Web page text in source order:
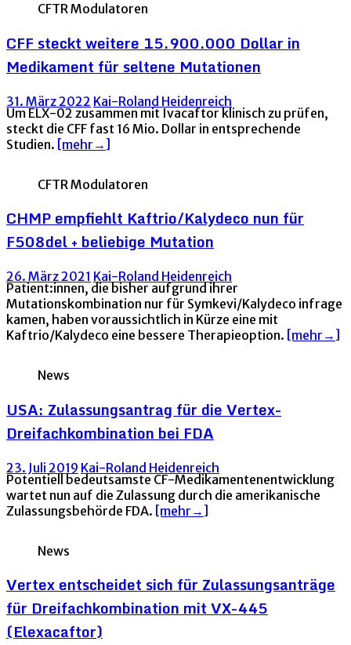
CFTR Modulatoren
CFF steckt weitere 15.900.000 Dollar in
Medikament für seltene Mutationen
31. März 2022 Kai-Roland Heidenreich
Um ELX-02 zusammen mit Ivacaftor klinisch zu prüfen,
steckt die CFF fast 16 Mio. Dollar in entsprechende
Studien. [mehr→]
CFTR Modulatoren
CHMP empfiehlt Kaftrio/Kalydeco nun für
F508del + beliebige Mutation
26. März 2021 Kai-Roland Heidenreich
Patient:innen, die bisher aufgrund ihrer
Mutationskombination nur für Symkevi/Kalydeco infrage
kamen, haben voraussichtlich in Kürze eine mit
Kaftrio/Kalydeco eine bessere Therapieoption. [mehr→]
News
USA: Zulassungsantrag für die Vertex-
Dreifachkombination bei FDA
23. Juli 2019 Kai-Roland Heidenreich
Potentiell bedeutsamste CF-Medikamentenentwicklung
wartet nun auf die Zulassung durch die amerikanische
Zulassungsbehörde FDA. [mehr→]
News
Vertex entscheidet sich für Zulassungsanträge
für Dreifachkombination mit VX-445
(Elexacaftor)